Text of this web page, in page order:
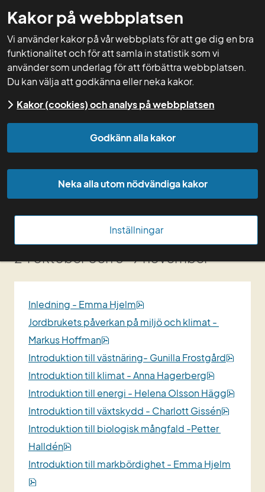
Kakor på webbplatsen
Vi använder kakor på vår webbplats för att ge dig en bra
funktionalitet och för att samla in statistik som vi
använder som underlag för att förbättra webbplatsen.
Du kan välja att godkänna eller neka kakor.
Kakor (cookies) och analys på webbplatsen
Godkänn alla kakor
Neka alla utom nödvändiga kakor
Inställningar
GNW-adm
Start Kurser Kursdokumentation
Arkiv
Introduktionskurs
24 oktober och 8-9 november
Inledning - Emma Hjelm
Jordbrukets påverkan på miljö och klimat -
Markus Hoffman
Introduktion till västnäring- Gunilla Frostgård
Introduktion till klimat - Anna Hagerberg
Introduktion till energi - Helena Olsson Hägg
Introduktion till växtskydd - Charlott Gissén
Introduktion till biologisk mångfald -Petter
Halldén
Introduktion till markbördighet - Emma Hjelm